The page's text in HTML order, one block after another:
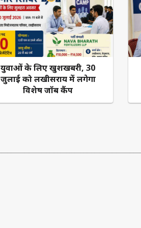
युवाओं के लिए खुशखबरी, 30
जुलाई को लखीसराय में लगेगा
विशेष जॉब कैंप